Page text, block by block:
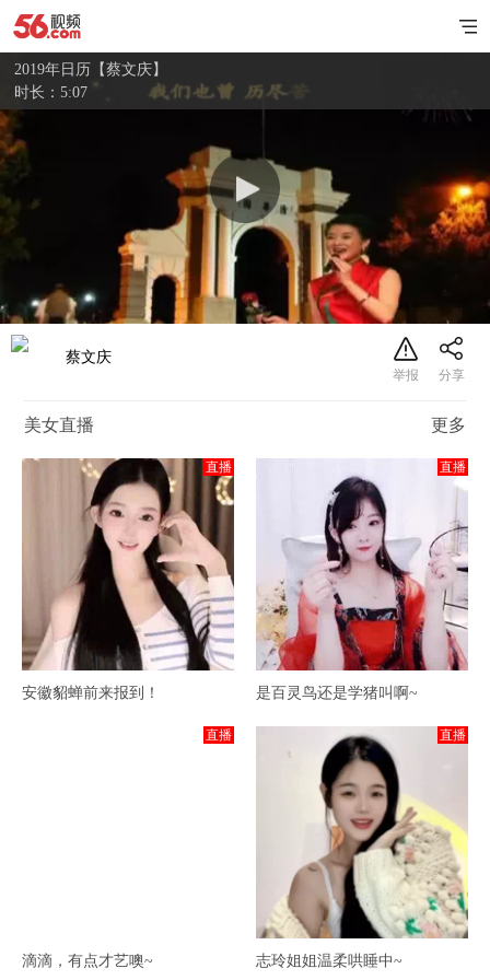
2019年日历【蔡文庆】
时长：5:07
蔡文庆
美女直播 更多
直播
安徽貂蝉前来报到！
直播
是百灵鸟还是学猪叫啊~
直播
滴滴，有点才艺噢~
直播
志玲姐姐温柔哄睡中~